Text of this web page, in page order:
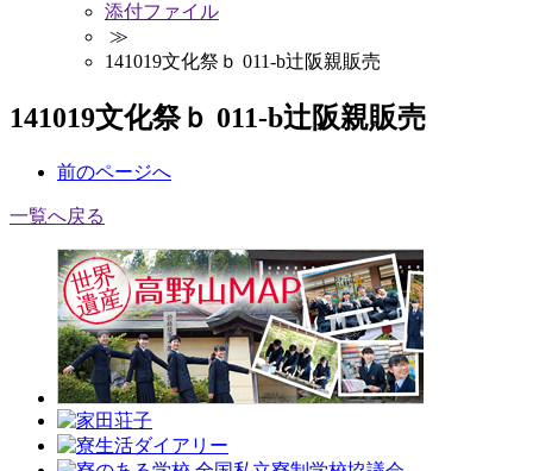
添付ファイル
≫
141019文化祭ｂ 011-b辻阪親販売
141019文化祭ｂ 011-b辻阪親販売
前のページへ
一覧へ戻る